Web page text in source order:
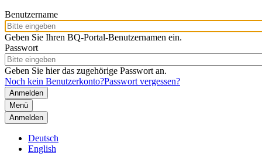
Benutzername
Geben Sie Ihren BQ-Portal-Benutzernamen ein.
Passwort
Geben Sie hier das zugehörige Passwort an.
Noch kein Benutzerkonto?Passwort vergessen?
Menü
Anmelden
Deutsch
English